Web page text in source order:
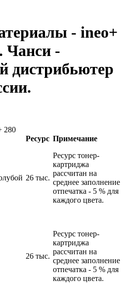
- ineo+
Чанси -
дистрибьютер
280
Ресурс Примечание
26 тыс.
Ресурс тонер-
картриджа
рассчитан на
среднее заполнение
отпечатка - 5 % для
каждого цвета.
26 тыс.
Ресурс тонер-
картриджа
рассчитан на
среднее заполнение
отпечатка - 5 % для
каждого цвета.